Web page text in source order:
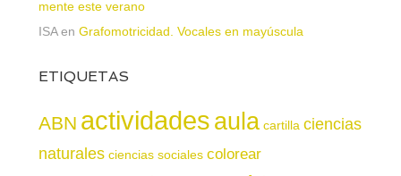
mente este verano
ISAen Grafomotricidad. Vocales en mayúscula
ETIQUETAS
ABN actividadesaula cartilla ciencias
naturales ciencias sociales colorear